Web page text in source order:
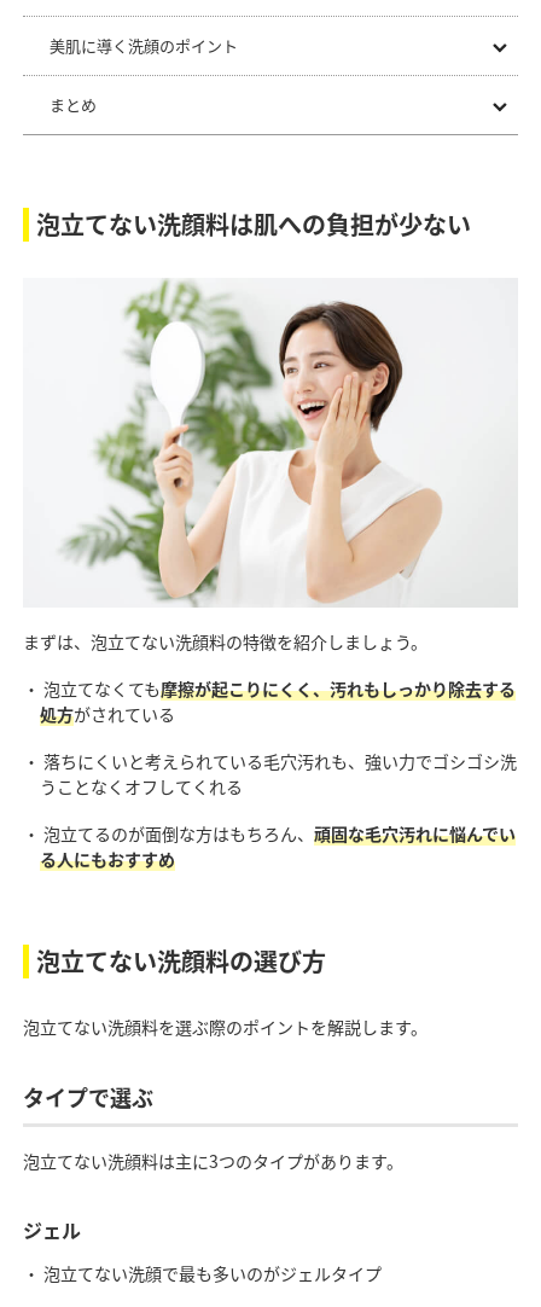
美肌に導く洗顔のポイント
まとめ
泡立てない洗顔料は肌への負担が少ない
まずは、泡立てない洗顔料の特徴を紹介しましょう。
・ 泡立てなくても摩擦が起こりにくく、汚れもしっかり除去する
処方がされている
・ 落ちにくいと考えられている毛穴汚れも、強い力でゴシゴシ洗
うことなくオフしてくれる
・ 泡立てるのが面倒な方はもちろん、 頑固な毛穴汚れに悩んでい
る人にもおすすめ
泡立てない洗顔料の選び方
泡立てない洗顔料を選ぶ際のポイントを解説します。
タイプで選ぶ
泡立てない洗顔料は主に3つのタイプがあります。
ジェル
・ 泡立てない洗顔で最も多いのがジェルタイプ